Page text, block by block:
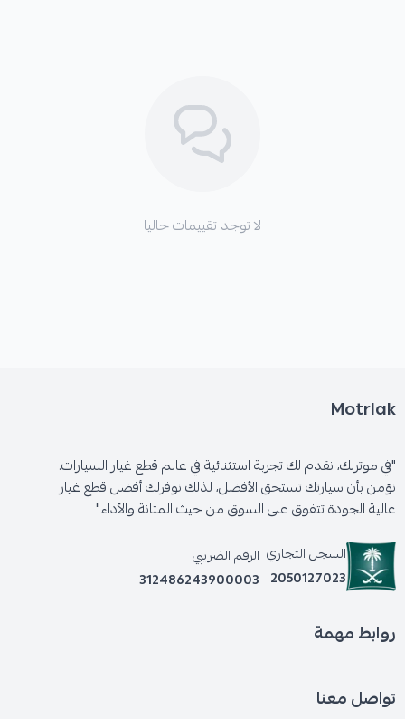
لا توجد تقييمات حاليا
Motrlak
"في موترلك، نقدم لك تجربة استثنائية في عالم قطع غيار السيارات.
نؤمن بأن سيارتك تستحق الأفضل، لذلك نوفرلك أفضل قطع غيار
عالية الجودة تتفوق على السوق من حيث المتانة والأداء"
السجل التجاري
2050127023
الرقم الضريبي
312486243900003
روابط مهمة
تواصل معنا